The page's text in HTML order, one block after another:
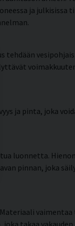
ja julkisissa
tehdään
ja pinta, joka
luonnetta.
pinnan, joka
takaa